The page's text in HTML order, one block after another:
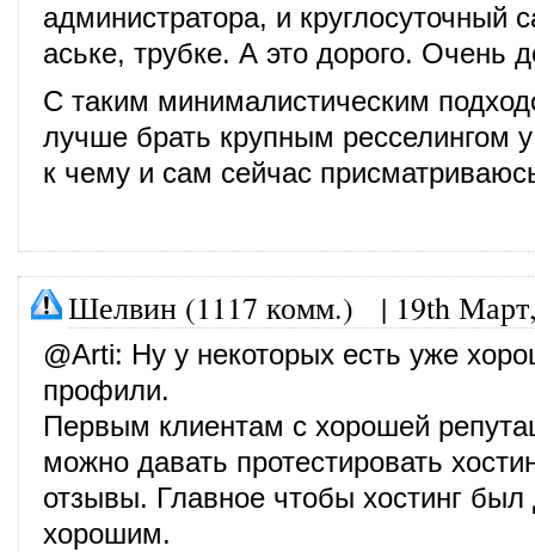
администратора, и круглосуточный
аське, трубке. А это дорого. Очень
С таким минималистическим
лучше брать крупным ресселингом
к чему и сам сейчас
Шелвин (1117 комм.) | 19th
@Arti: Ну у некоторых есть уже
профили.
Первым клиентам с хорошей
можно давать протестировать
отзывы. Главное чтобы хостинг был
хорошим.